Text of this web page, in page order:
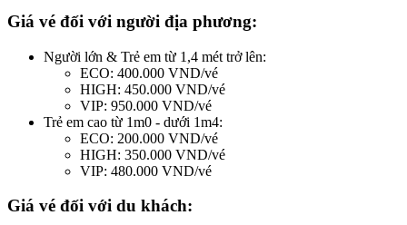
Giá vé đối với người địa phương:
Người lớn & Trẻ em từ 1,4 mét trở lên:
ECO: 400.000 VND/vé
HIGH: 450.000 VND/vé
VIP: 950.000 VND/vé
Trẻ em cao từ 1m0 - dưới 1m4:
ECO: 200.000 VND/vé
HIGH: 350.000 VND/vé
VIP: 480.000 VND/vé
Giá vé đối với du khách: